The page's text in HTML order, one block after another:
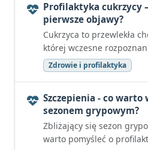
Profilaktyka cukrzycy
pierwsze objawy?
Cukrzyca to przewlekła
której wczesne
Zdrowie i profilaktyka
Szczepienia - co warto
sezonem grypowym?
Zbliżający się sezon
warto pomyśleć o